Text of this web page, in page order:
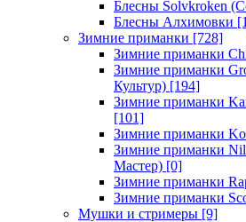
Блесны Solvkroken
Блесны Алхимовки
Зимние приманки [728]
Зимние приманки
Зимние приманки
Культур) [194]
Зимние приманки
[101]
Зимние приманки
Зимние приманки
Мастер) [0]
Зимние приманки
Зимние приманки
Мушки и стримеры [9]